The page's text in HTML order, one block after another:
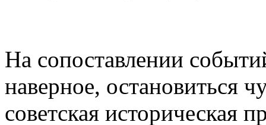
На сопоставлении
наверное, остановиться
советская историческая